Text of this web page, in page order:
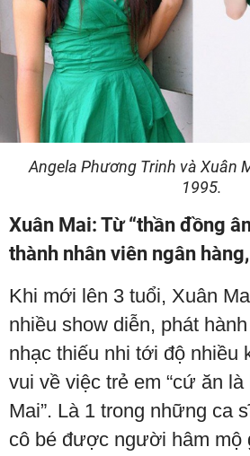
Angela Phương Trinh và Xuân
1995.
Xuân Mai: Từ “thần đồng
thành nhân viên ngân
Khi mới lên 3 tuổi, Xuân
nhiều show diễn, phát
nhạc thiếu nhi tới độ nhiều
vui về việc trẻ em “cứ ăn
Mai”. Là 1 trong những ca
cô bé được người hâm mộ